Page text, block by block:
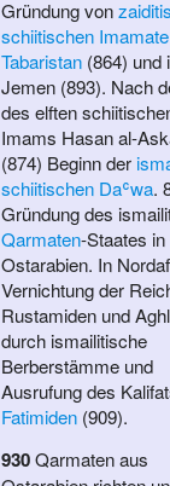
Gründung von
schiitischen
Tabaristan(864) und
Jemen (893). Nach
des elften
Imams Hasan al-
(874) Beginn der
schiitischen Daʿwa.
Gründung des
Qarmaten-Staates in
Ostarabien. In
Vernichtung der
Rustamiden und
durch ismailitische
Berberstämme und
Ausrufung des
Fatimiden(909).
930Qarmaten aus